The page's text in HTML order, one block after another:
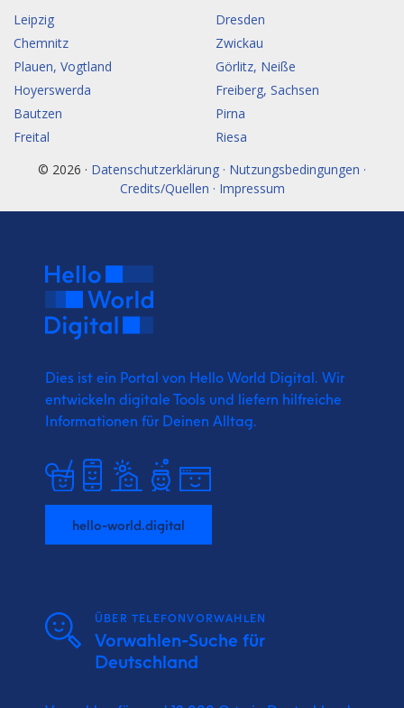
Leipzig
Dresden
Chemnitz
Zwickau
Plauen, Vogtland
Görlitz, Neiße
Hoyerswerda
Freiberg, Sachsen
Bautzen
Pirna
Freital
Riesa
© 2026 · Datenschutzerklärung · Nutzungsbedingungen ·
Credits/Quellen · Impressum
Dies ist ein Portal von Hello World Digital. Wir
entwickeln digitale Tools und liefern hilfreiche
Informationen für Deinen Alltag.
hello-world.digital
ÜBER TELEFONVORWAHLEN
Vorwahlen-Suche für
Deutschland